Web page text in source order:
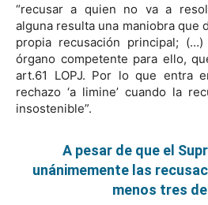
“recusar a quien no va a
alguna resulta una maniobra que
propia recusación principal;
órgano competente para ello,
art.61 LOPJ. Por lo que entra
rechazo ‘a limine’ cuando la
insostenible”.
A pesar de que el
unánimemente las
menos tres